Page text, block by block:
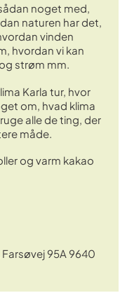
noget med,
naturen har det,
vinden
hvordan vi kan
strøm mm.
Karla tur, hvor
om, hvad klima
alle de ting, der
måde.
og varm kakao
95A 9640